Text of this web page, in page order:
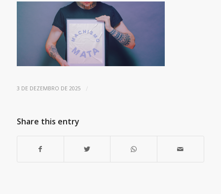
3 DE DEZEMBRO DE 2025 /
Share this entry